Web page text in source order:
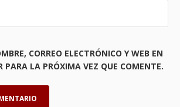
CORREO ELECTRÓNICO Y WEB EN
PARA LA PRÓXIMA VEZ QUE COMENTE.